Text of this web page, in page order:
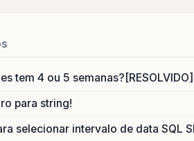
tem 4 ou 5 semanas?[RESOLVIDO]
para string!
selecionar intervalo de data SQL